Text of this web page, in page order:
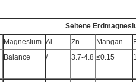
Seltene
Magnesium Al Zn Mangan
Balance / 3.7-4.8 ≤0.15